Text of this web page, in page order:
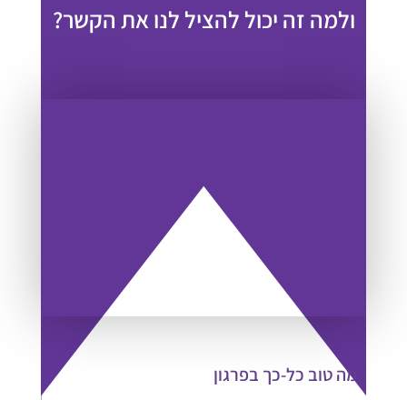
ולמה זה יכול להציל לנו את הקשר?
מה טוב כל-כך בפרגון